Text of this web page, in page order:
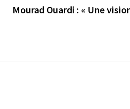
Mourad Ouardi : « Une